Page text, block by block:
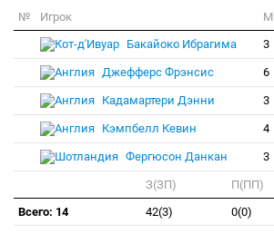
№ Игрок M
Бакайоко Ибрагима
3
Джефферс Фрэнсис 6
Кадамартери Дэнни 3
Кэмпбелл Кевин 4
Фергюсон Данкан 3
З(ЗП) П(ПП)
Всего: 14
42(3) 0(0)